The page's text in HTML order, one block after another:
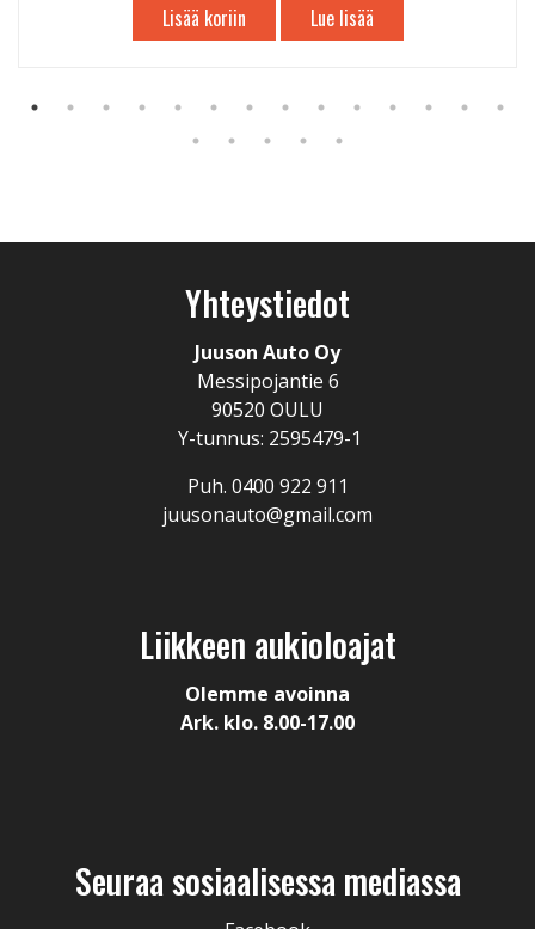
Lisää koriin Lue lisää
Yhteystiedot
Juuson Auto Oy
Messipojantie 6
90520 OULU
Y-tunnus: 2595479-1
Puh. 0400 922 911
juusonauto@gmail.com
Liikkeen aukioloajat
Olemme avoinna
Ark. klo. 8.00-17.00
Seuraa sosiaalisessa mediassa